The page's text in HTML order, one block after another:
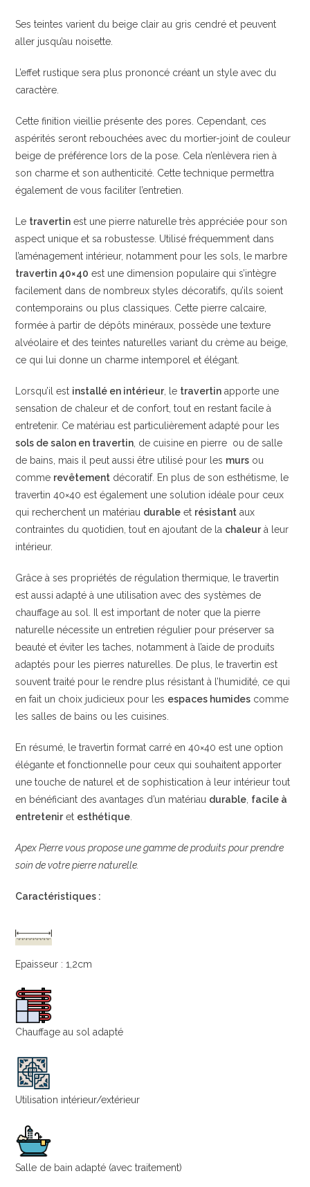
Ses teintes varient du beige clair au gris cendré et peuvent
aller jusqu’au noisette.
L’effet rustique sera plus prononcé créant un style avec du
caractère.
Cette finition vieillie présente des pores. Cependant, ces
aspérités seront rebouchées avec du mortier-joint de couleur
beige de préférence lors de la pose. Cela n’enlèvera rien à
son charme et son authenticité. Cette technique permettra
également de vous faciliter l’entretien.
Le travertin est une pierre naturelle très appréciée pour son
aspect unique et sa robustesse. Utilisé fréquemment dans
l’aménagement intérieur, notamment pour les sols, le marbre
travertin 40×40 est une dimension populaire qui s’intègre
facilement dans de nombreux styles décoratifs, qu’ils soient
contemporains ou plus classiques. Cette pierre calcaire,
formée à partir de dépôts minéraux, possède une texture
alvéolaire et des teintes naturelles variant du crème au beige,
ce qui lui donne un charme intemporel et élégant.
Lorsqu’il est installé en intérieur, le travertin apporte une
sensation de chaleur et de confort, tout en restant facile à
entretenir. Ce matériau est particulièrement adapté pour les
sols de salon en travertin , de cuisine en pierre ou de salle
de bains, mais il peut aussi être utilisé pour les murs ou
comme revêtement décoratif. En plus de son esthétisme, le
travertin 40×40 est également une solution idéale pour ceux
qui recherchent un matériau durable et résistant aux
contraintes du quotidien, tout en ajoutant de la chaleurà leur
intérieur.
Grâce à ses propriétés de régulation thermique, le travertin
est aussi adapté à une utilisation avec des systèmes de
chauffage au sol. Il est important de noter que la pierre
naturelle nécessite un entretien régulier pour préserver sa
beauté et éviter les taches, notamment à l’aide de produits
adaptés pour les pierres naturelles. De plus, le travertin est
souvent traité pour le rendre plus résistant à l’humidité, ce qui
en fait un choix judicieux pour les espaces humides comme
les salles de bains ou les cuisines.
En résumé, le travertin format carré en 40×40 est une option
élégante et fonctionnelle pour ceux qui souhaitent apporter
une touche de naturel et de sophistication à leur intérieur tout
en bénéficiant des avantages d’un matériau durable facile à
entreteniret esthétique
Apex Pierre vous propose une gamme de produits pour prendre
soin de votre pierre naturelle.
Caractéristiques :
Epaisseur : 1,2cm
Chauffage au sol adapté
Utilisation intérieur/extérieur
Salle de bain adapté (avec traitement)